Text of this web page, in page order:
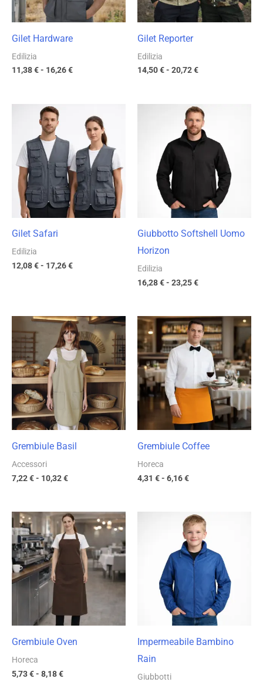
Gilet Hardware
Edilizia
11,38€- 16,26€
Gilet Reporter
Edilizia
14,50€- 20,72€
Gilet Safari
Edilizia
12,08€- 17,26€
prezzo:
12,08 €
a
17,26 €
Giubbotto Softshell Uomo
Horizon
Edilizia
16,28€- 23,25€
Fascia
di
prezzo:
da
16,28 €
23,25 €
Grembiule Basil
Accessori
7,22€- 10,32€
Fascia
di
prezzo:
da
7,22 €
10,32 €
Grembiule Coffee
Horeca
4,31 €- 6,16€
Fascia
di
prezzo:
da
6,16 €
Grembiule Oven
Horeca
5,73€- 8,18€
Fascia
di
prezzo:
5,73 €
8,18 €
Impermeabile Bambino
Rain
Giubbotti
Fascia
di
prezzo:
da
8,72 €
a
12,45 €